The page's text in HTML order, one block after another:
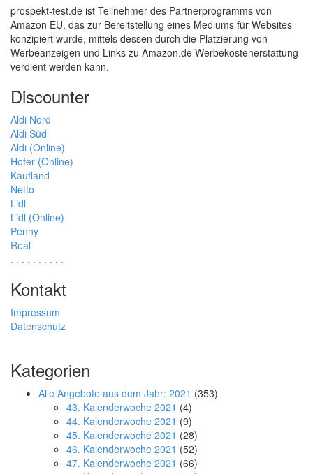
prospekt-test.de ist Teilnehmer des Partnerprogramms von
Amazon EU, das zur Bereitstellung eines Mediums für Websites
konzipiert wurde, mittels dessen durch die Platzierung von
Werbeanzeigen und Links zu Amazon.de Werbekostenerstattung
verdient werden kann.
Discounter
Aldi Nord
Aldi Süd
Aldi (Online)
Hofer (Online)
Kaufland
Netto
Lidl
Lidl (Online)
Penny
Real
. . . . . . . . . .
Kontakt
Impressum
Datenschutz
Kategorien
Alle Angebote aus dem Jahr: 2021 (353)
43. Kalenderwoche 2021 (4)
44. Kalenderwoche 2021 (9)
45. Kalenderwoche 2021 (28)
46. Kalenderwoche 2021 (52)
47. Kalenderwoche 2021 (66)